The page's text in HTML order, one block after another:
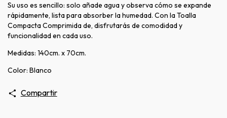
Su uso es sencillo: solo añade agua y observa cómo se expande
rápidamente, lista para absorber la humedad. Con la Toalla
Compacta Comprimida de, disfrutarás de comodidad y
funcionalidad en cada uso.
Medidas: 140cm. x 70cm.
Color: Blanco
Compartir